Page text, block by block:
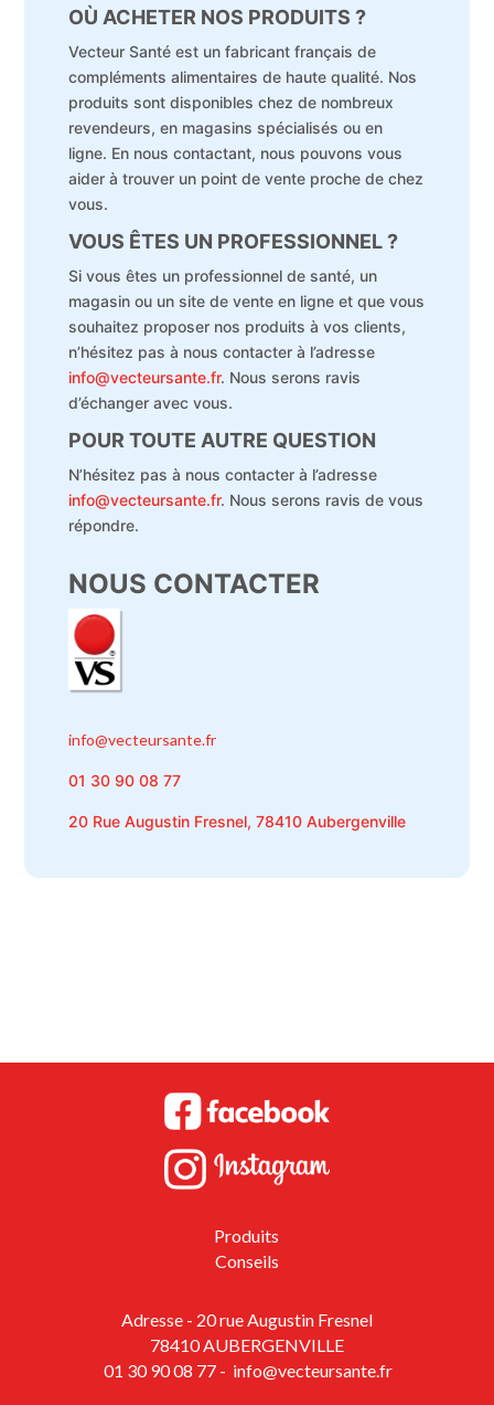
OÙ ACHETER NOS PRODUITS ?
Vecteur Santé est un fabricant français de
compléments alimentaires de haute qualité. Nos
produits sont disponibles chez de nombreux
revendeurs, en magasins spécialisés ou en
ligne. En nous contactant, nous pouvons vous
aider à trouver un point de vente proche de chez
vous.
VOUS ÊTES UN PROFESSIONNEL ?
Si vous êtes un professionnel de santé, un
magasin ou un site de vente en ligne et que vous
souhaitez proposer nos produits à vos clients,
n’hésitez pas à nous contacter à l’adresse
info@vecteursante.fr. Nous serons ravis
d’échanger avec vous.
POUR TOUTE AUTRE QUESTION
N’hésitez pas à nous contacter à l’adresse
info@vecteursante.fr. Nous serons ravis de vous
répondre.
NOUS CONTACTER
info@vecteursante.fr
01 30 90 08 77
20 Rue Augustin Fresnel, 78410 Aubergenville
Produits
Conseils
Adresse - 20 rue Augustin Fresnel
78410 AUBERGENVILLE
01 30 90 08 77 - info@vecteursante.fr